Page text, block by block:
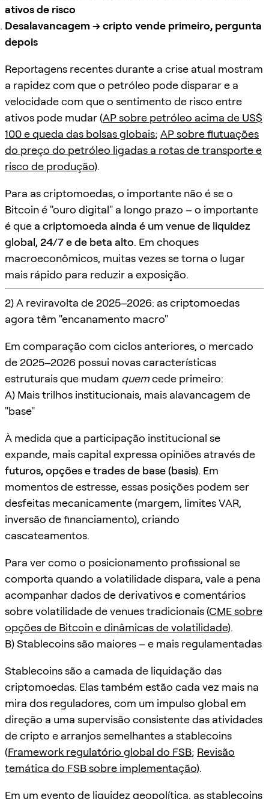
ativos de risco
Desalavancagem → cripto vende primeiro, pergunta
depois
Reportagens recentes durante a crise atual mostram
a rapidez com que o petróleo pode disparar e a
velocidade com que o sentimento de risco entre
ativos pode mudar (AP sobre petróleo acima de US$
100 e queda das bolsas globais; AP sobre flutuações
do preço do petróleo ligadas a rotas de transporte e
risco de produção).
Para as criptomoedas, o importante não é se o
Bitcoin é "ouro digital" a longo prazo – o importante
é quea criptomoeda ainda é um venue de liquidez
global, 24/7 e de beta alto. Em choques
macroeconômicos, muitas vezes se torna o lugar
mais rápido para reduzir a exposição.
2) A reviravolta de 2025–2026: as criptomoedas
agora têm "encanamento macro"
Em comparação com ciclos anteriores, o mercado
de 2025–2026 possui novas características
estruturais que mudam quemcede primeiro:
A) Mais trilhos institucionais, mais alavancagem de
"base"
À medida que a participação institucional se
expande, mais capital expressa opiniões através de
futuros, opções e trades de base (basis). Em
momentos de estresse, essas posições podem ser
desfeitas mecanicamente (margem, limites VAR,
inversão de financiamento), criando
cascateamentos.
Para ver como o posicionamento profissional se
comporta quando a volatilidade dispara, vale a pena
acompanhar dados de derivativos e comentários
sobre volatilidade de venues tradicionais (CME sobre
opções de Bitcoin e dinâmicas de volatilidade).
B) Stablecoins são maiores – e mais regulamentadas
Stablecoins são a camada de liquidação das
criptomoedas. Elas também estão cada vez mais na
mira dos reguladores, com um impulso global em
direção a uma supervisão consistente das atividades
de cripto e arranjos semelhantes a stablecoins
(Framework regulatório global do FSB; Revisão
temática do FSB sobre implementação).
Em um evento de liquidez geopolítica, as stablecoins